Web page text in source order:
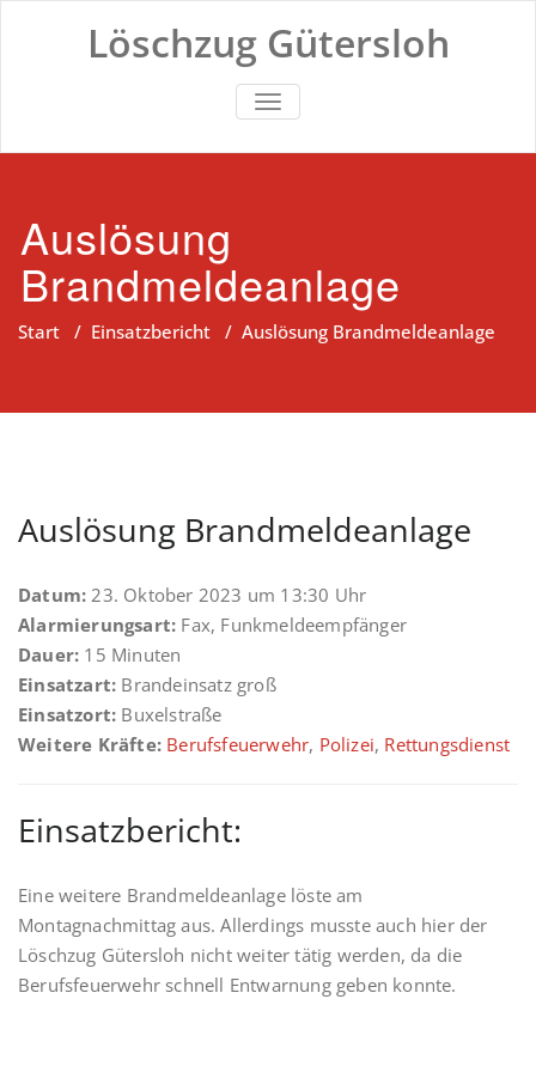
Löschzug Gütersloh
TOGGLE NAVIGATION
Auslösung
Brandmeldeanlage
Start / Einsatzbericht / Auslösung Brandmeldeanlage
Auslösung Brandmeldeanlage
Datum: 23. Oktober 2023 um 13:30 Uhr
Alarmierungsart: Fax, Funkmeldeempfänger
Dauer: 15 Minuten
Einsatzart: Brandeinsatz groß
Einsatzort: Buxelstraße
Weitere Kräfte: Berufsfeuerwehr, Polizei, Rettungsdienst
Einsatzbericht:
Eine weitere Brandmeldeanlage löste am
Montagnachmittag aus. Allerdings musste auch hier der
Löschzug Gütersloh nicht weiter tätig werden, da die
Berufsfeuerwehr schnell Entwarnung geben konnte.